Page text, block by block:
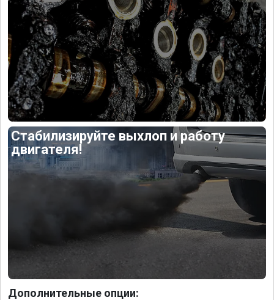
Стабилизируйте выхлоп и работу
двигателя!
Дополнительные опции: